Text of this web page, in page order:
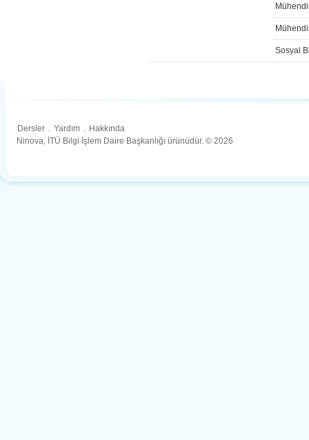
Sosyal
Dersler . Yardım . Hakkında
Ninova, İTÜ Bilgi İşlem Daire Başkanlığı ürünüdür. © 2026